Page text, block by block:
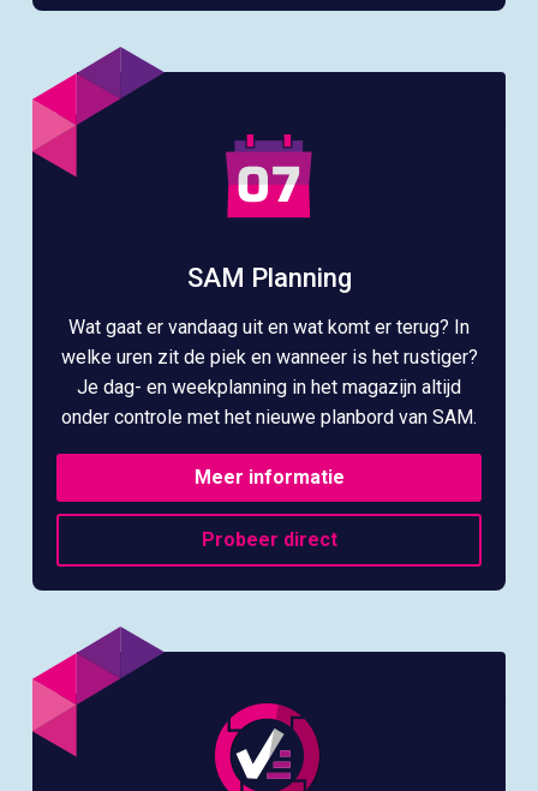
SAM Planning
Wat gaat er vandaag uit en wat komt er terug? In
welke uren zit de piek en wanneer is het rustiger?
Je dag- en weekplanning in het magazijn altijd
onder controle met het nieuwe planbord van SAM.
Meer informatie
Probeer direct